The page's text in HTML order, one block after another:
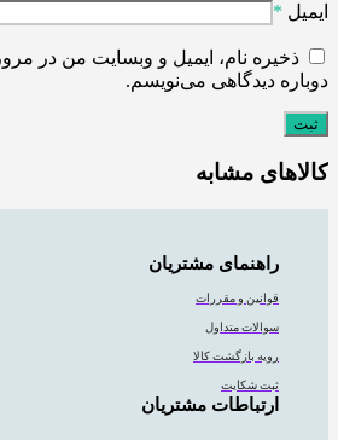
ایمیل *
ذخیره نام، ایمیل و وبسایت من در
دوباره دیدگاهی می‌نویسم.
کالاهای مشابه
راهنمای مشتریان
قوانین و مقررات
سوالات متداول
رویه بازگشت کالا
ثبت شکایت
ارتباطات مشتریان